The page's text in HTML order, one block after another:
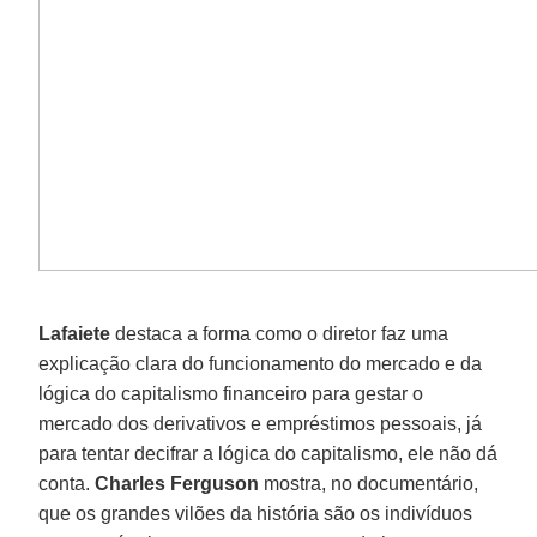
Lafaiete destaca a forma como o diretor faz uma
explicação clara do funcionamento do mercado e da
lógica do capitalismo financeiro para gestar o
mercado dos derivativos e empréstimos pessoais, já
para tentar decifrar a lógica do capitalismo, ele não dá
conta.Charles Ferguson mostra, no documentário,
que os grandes vilões da história são os indivíduos